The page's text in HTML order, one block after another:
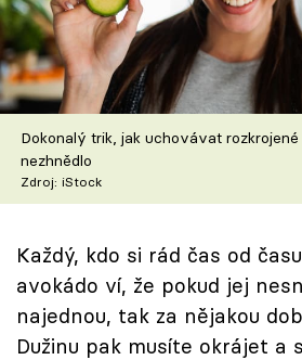
Škola vaření
Recepty z TV
Speciál: Cuketa
Těhotnej kuchař
Přihlášení
Dokonalý trik, jak uchovávat
nezhnědlo
Zdroj: iStock
Každý, kdo si rád čas od
avokádo ví, že pokud jej
najednou, tak za nějakou
Dužinu pak musíte okrájet a